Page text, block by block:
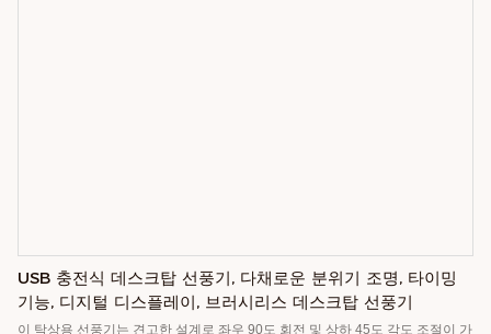
USB 충전식 데스크탑 선풍기, 다채로운 분위기 조명, 타이밍
기능, 디지털 디스플레이, 브러시리스 데스크탑 선풍기
이 탁상용 선풍기는 견고한 설계로 좌우 90도 회전 및 상하 45도 각도 조절이 가